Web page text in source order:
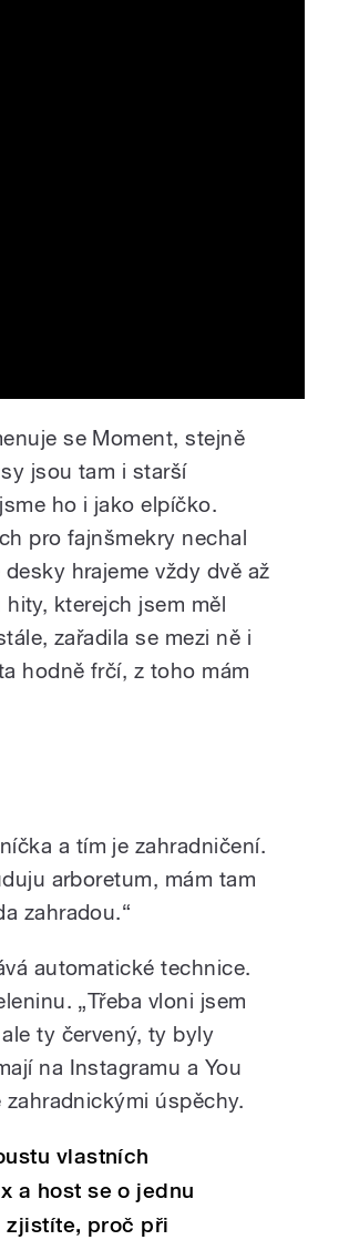
se Moment, stejně
jsou tam i starší
ho i jako elpíčko.
pro fajnšmekry nechal
hrajeme vždy dvě až
kterejch jsem měl
zařadila se mezi ně i
hodně frčí, z toho mám
a tím je zahradničení.
arboretum, mám tam
zahradou.“
automatické technice.
„Třeba vloni jsem
ty červený, ty byly
na Instagramu a You
úspěchy.
vlastních
a host se o jednu
zjistíte, proč při